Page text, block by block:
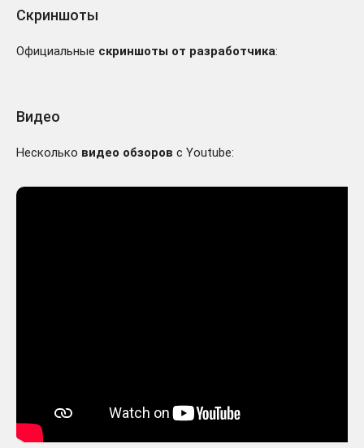
Скриншоты
Официальные скриншоты от разработчика:
Видео
Несколько видео обзоров с Youtube: